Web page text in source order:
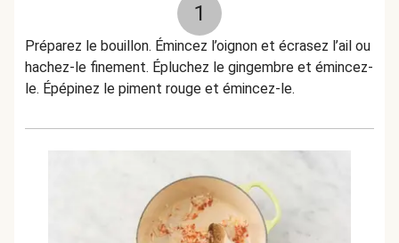
1
Préparez le bouillon. Émincez l’oignon et écrasez l’ail ou
hachez-le finement. Épluchez le gingembre et émincez-
le. Épépinez le piment rouge et émincez-le.